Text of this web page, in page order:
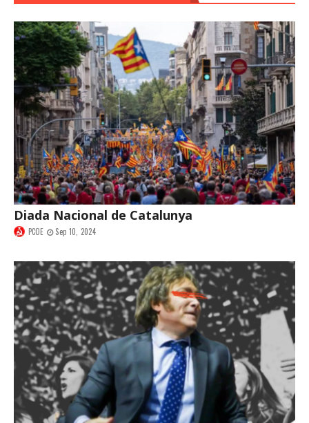
Diada Nacional de Catalunya
PCOE Sep 10, 2024